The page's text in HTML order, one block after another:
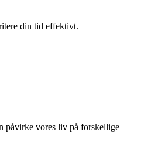
din tid effektivt.
påvirke vores liv på forskellige